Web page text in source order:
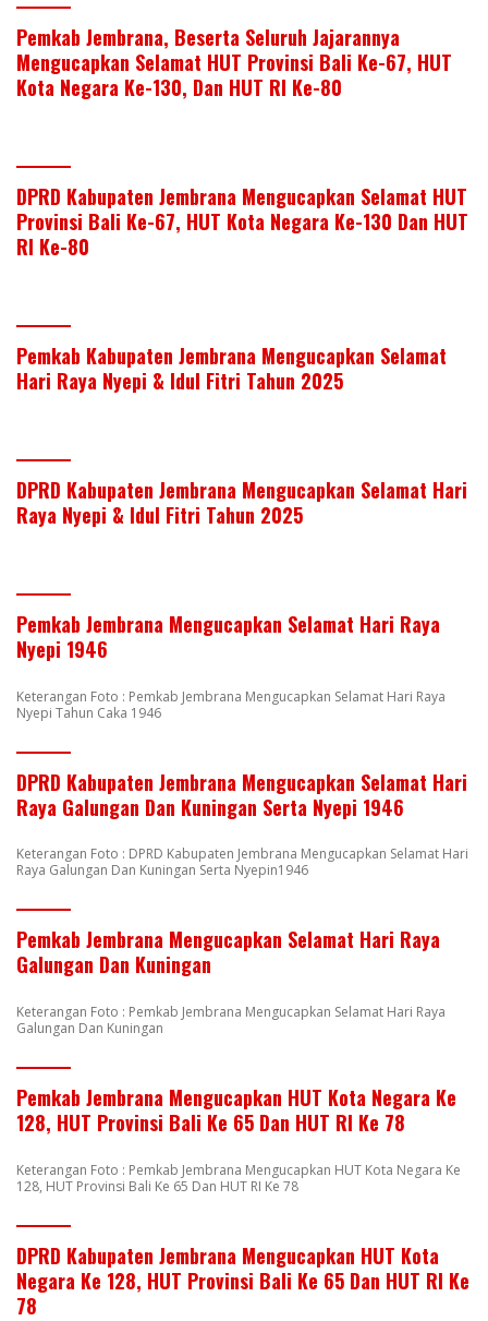
Pemkab Jembrana, Beserta Seluruh Jajarannya
Mengucapkan Selamat HUT Provinsi Bali Ke-67, HUT
Kota Negara Ke-130, Dan HUT RI Ke-80
DPRD Kabupaten Jembrana Mengucapkan Selamat HUT
Provinsi Bali Ke-67, HUT Kota Negara Ke-130 Dan HUT
RI Ke-80
Pemkab Kabupaten Jembrana Mengucapkan Selamat
Hari Raya Nyepi & Idul Fitri Tahun 2025
DPRD Kabupaten Jembrana Mengucapkan Selamat Hari
Raya Nyepi & Idul Fitri Tahun 2025
Pemkab Jembrana Mengucapkan Selamat Hari Raya
Nyepi 1946
Keterangan Foto : Pemkab Jembrana Mengucapkan Selamat Hari Raya
Nyepi Tahun Caka 1946
DPRD Kabupaten Jembrana Mengucapkan Selamat Hari
Raya Galungan Dan Kuningan Serta Nyepi 1946
Keterangan Foto : DPRD Kabupaten Jembrana Mengucapkan Selamat Hari
Raya Galungan Dan Kuningan Serta Nyepin1946
Pemkab Jembrana Mengucapkan Selamat Hari Raya
Galungan Dan Kuningan
Keterangan Foto : Pemkab Jembrana Mengucapkan Selamat Hari Raya
Galungan Dan Kuningan
Pemkab Jembrana Mengucapkan HUT Kota Negara Ke
128, HUT Provinsi Bali Ke 65 Dan HUT RI Ke 78
Keterangan Foto : Pemkab Jembrana Mengucapkan HUT Kota Negara Ke
128, HUT Provinsi Bali Ke 65 Dan HUT RI Ke 78
DPRD Kabupaten Jembrana Mengucapkan HUT Kota
Negara Ke 128, HUT Provinsi Bali Ke 65 Dan HUT RI Ke
78